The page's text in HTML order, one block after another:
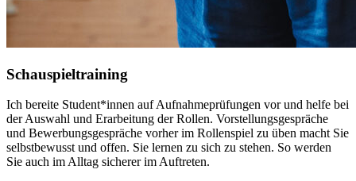
Schauspieltraining
Ich bereite Student*innen auf Aufnahmeprüfungen vor und helfe bei
der Auswahl und Erarbeitung der Rollen. Vorstellungsgespräche
und Bewerbungsgespräche vorher im Rollenspiel zu üben macht Sie
selbstbewusst und offen. Sie lernen zu sich zu stehen. So werden
Sie auch im Alltag sicherer im Auftreten.